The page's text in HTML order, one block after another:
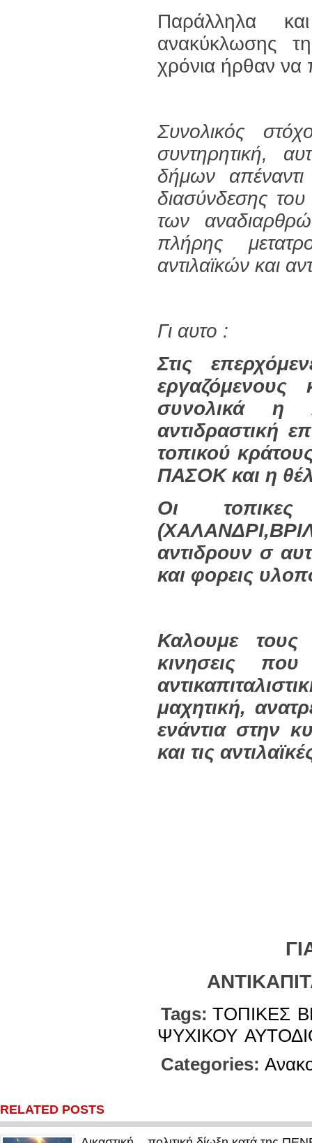
Παράλληλα
ανακύκλωσης
χρόνια ήρθαν να
Συνολικός
συντηρητική,
δήμων
διασύνδεσης
των
πλήρης
αντιλαϊκών και
Γι αυτο :
Στις
εργαζόμενους
συνολικά η
αντιδραστική
τοπικού
ΠΑΣΟΚ και η
Οι
αντιδρουν σ
και φορεις
Καλουμε τους
κινησεις
μαχητική,
ενάντια στην
και τις
ΓΙΑ ΤΗΝ
Tags: ΤΟΠΙΚΕΣ
ΨΥΧΙΚΟΥ
Categories:
RELATED POSTS